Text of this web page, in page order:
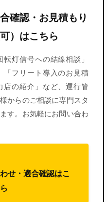
確認・お見積もり
）はこちら
転灯信号への結線相談」
「フリート導入のお見積
店の紹介」など、運行管
からのご相談に専門スタ
す。お気軽にお問い合わ
せ・適合確認はこ